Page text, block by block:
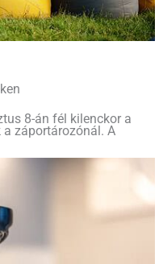
8-án fél kilenckor a
záportározónál. A